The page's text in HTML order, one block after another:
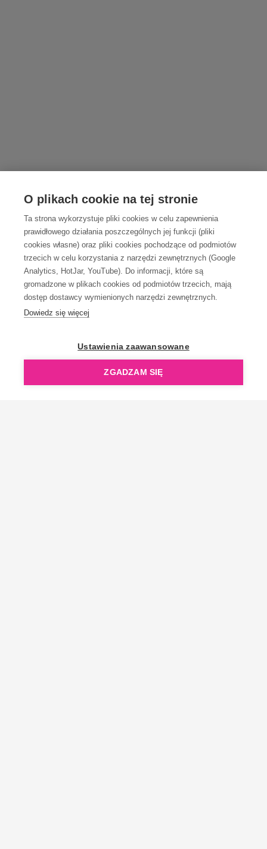
O plikach cookie na tej stronie
Ta strona wykorzystuje pliki cookies w celu zapewnienia
prawidłowego działania poszczególnych jej funkcji (pliki
cookies własne) oraz pliki cookies pochodzące od podmiotów
trzecich w celu korzystania z narzędzi zewnętrznych (Google
Analytics, HotJar, YouTube). Do informacji, które są
gromadzone w plikach cookies od podmiotów trzecich, mają
dostęp dostawcy wymienionych narzędzi zewnętrznych.
Dowiedz się więcej
Ustawienia zaawansowane
ZGADZAM SIĘ